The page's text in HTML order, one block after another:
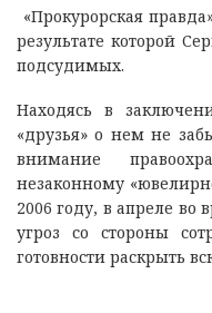
«Прокурорская
результате которой
подсудимых.
Находясь в
«друзья» о нем не
внимание
незаконному
2006 году, в апреле во
угроз со стороны
готовности раскрыть